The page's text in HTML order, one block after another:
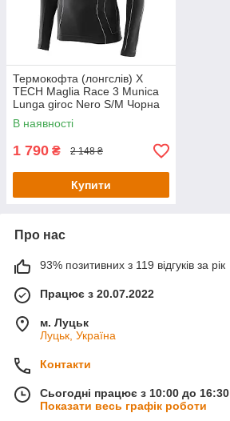
Термокофта (лонгслів) X
TECH Maglia Race 3 Munica
Lunga giroc Nero S/M Чорна
В наявності
1 790 ₴ 2 148 ₴
Купити
Про нас
93% позитивних з 119 відгуків за рік
Працює з 20.07.2022
м. Луцьк
Луцьк, Україна
Контакти
Сьогодні працює з 10:00 до 16:30
Показати весь графік роботи